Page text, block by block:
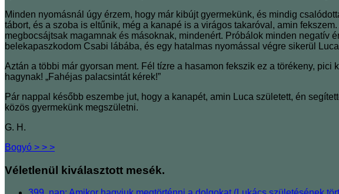
Minden nyomásnál úgy érzem, hogy már kibújt gyermekünk, és mindig
tábort, és a szoba is eltűnik, még a kanapé is a virágos takaróval, amin
megbocsájtsak magamnak és másoknak, mindenért. Próbálok minden negatív
belekapaszkodom Csabi lábába, és egy hatalmas nyomással végre sikerül
Aztán a többi már gyorsan ment. Fél tízre a hasamon fekszik ez a törékeny,
hagynak! „Fahéjas palacsintát kérek!”
Pár nappal később eszembe jut, hogy a kanapét, amin Luca született, én
közös gyermekünk megszületni.
G. H.
Bogyó > > >
Véletlenül kiválasztott mesék.